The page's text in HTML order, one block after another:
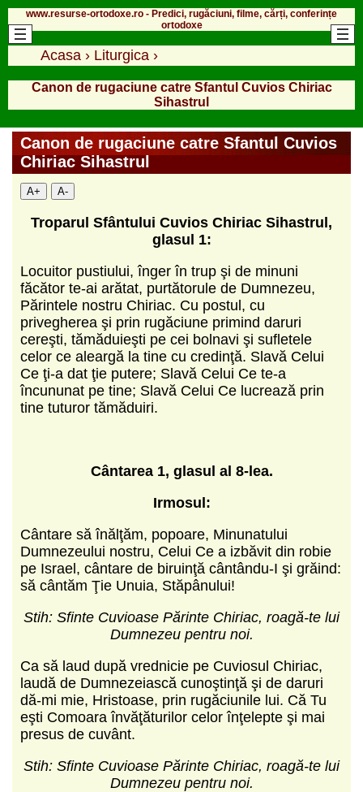
www.resurse-ortodoxe.ro - Predici, rugăciuni, filme, cărți, conferințe
ortodoxe
Acasa › Liturgica ›
Canon de rugaciune catre Sfantul Cuvios Chiriac
Sihastrul
Canon de rugaciune catre Sfantul Cuvios
Chiriac Sihastrul
A+ A-
Troparul Sfântului Cuvios Chiriac Sihastrul,
glasul 1:
Locuitor pustiului, înger în trup şi de minuni
făcător te-ai arătat, purtătorule de Dumnezeu,
Părintele nostru Chiriac. Cu postul, cu
privegherea şi prin rugăciune primind daruri
cereşti, tămăduieşti pe cei bolnavi şi sufletele
celor ce aleargă la tine cu credinţă. Slavă Celui
Ce ţi-a dat ţie putere; Slavă Celui Ce te-a
încununat pe tine; Slavă Celui Ce lucrează prin
tine tuturor tămăduiri.
Cântarea 1, glasul al 8-lea.
Irmosul:
Cântare să înălţăm, popoare, Minunatului
Dumnezeului nostru, Celui Ce a izbăvit din robie
pe Israel, cântare de biruinţă cântându-I şi grăind:
să cântăm Ţie Unuia, Stăpânului!
Stih: Sfinte Cuvioase Părinte Chiriac, roagă-te lui
Dumnezeu pentru noi.
Ca să laud după vrednicie pe Cuviosul Chiriac,
laudă de Dumnezeiască cunoştinţă şi de daruri
dă-mi mie, Hristoase, prin rugăciunile lui. Că Tu
eşti Comoara învăţăturilor celor înţelepte şi mai
presus de cuvânt.
Stih: Sfinte Cuvioase Părinte Chiriac, roagă-te lui
Dumnezeu pentru noi.